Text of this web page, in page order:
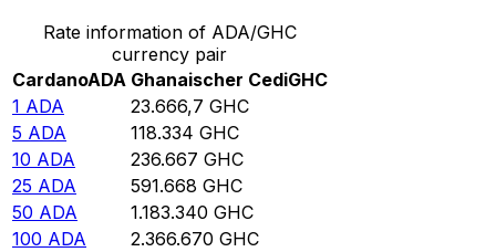
Rate information of ADA/GHC
currency pair
CardanoADA Ghanaischer CediGHC
1 ADA 23.666,7 GHC
5 ADA 118.334 GHC
10 ADA 236.667 GHC
25 ADA 591.668 GHC
50 ADA 1.183.340 GHC
100 ADA 2.366.670 GHC